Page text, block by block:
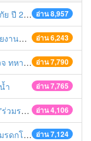
อ่าน 8,957
2561
อ่าน 6,243
ก่อนเทศกาลสงกรานต์
อ่าน 7,790
บมือเทศกาลสงกรานต์
อ่าน 7,765
ำ
อ่าน 4,106
นต์ ปี 2561
อ่าน 7,124
กโลก